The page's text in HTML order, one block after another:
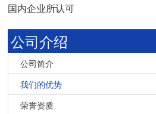
公司介绍
公司简介
我们的优势
荣誉资质
国内企业所认可